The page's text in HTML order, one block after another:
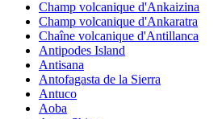
Champ volcanique d'Ankaizina
Champ volcanique d'Ankaratra
Chaîne volcanique d'Antillanca
Antipodes Island
Antisana
Antofagasta de la Sierra
Antuco
Aoba